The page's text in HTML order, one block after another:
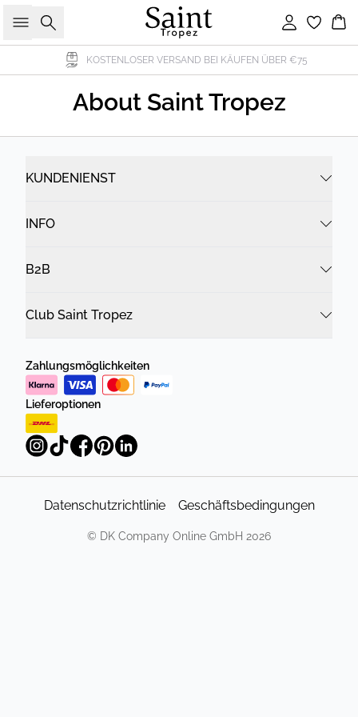
Suche Einloggen
KOSTENLOSER VERSAND BEI KÄUFEN ÜBER €75
About Saint Tropez
KUNDENIENST
INFO
B2B
Club Saint Tropez
Zahlungsmöglichkeiten
Lieferoptionen
Datenschutzrichtlinie Geschäftsbedingungen
© DK Company Online GmbH 2026